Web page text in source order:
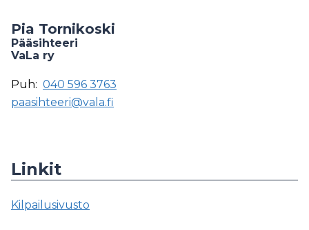
Pia Tornikoski
Pääsihteeri
VaLa ry
Puh: 040 596 3763
paasihteeri@vala.fi
Linkit
Kilpailusivusto